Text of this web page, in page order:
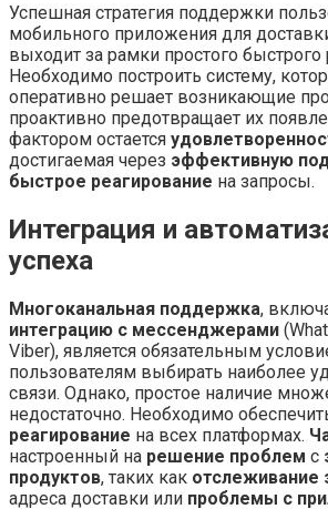
Успешная стратегия поддержки
мобильного приложения для
выходит за рамки простого быстрого
Необходимо построить систему,
оперативно решает возникающие
проактивно предотвращает их
фактором остается
достигаемая через эффективную
быстрое реагирование на запросы.
Интеграция и
успеха
Многоканальная поддержка,
интеграцию с мессенджерами
Viber), является обязательным
пользователям выбирать наиболее
связи. Однако, простое наличие
недостаточно. Необходимо
реагирование на всех платформах.
настроенный на решение проблем с
продуктов, таких как отслеживание
адреса доставки или проблемы с